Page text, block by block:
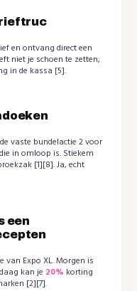
en ontvang direct een
niet je schoen te zetten;
in de kassa [5].
vaste bundelactie 2 voor
in omloop is. Stiekem
[1][8]. Ja, echt
een
van Expo XL. Morgen is
kan je 20% korting
[2][7].